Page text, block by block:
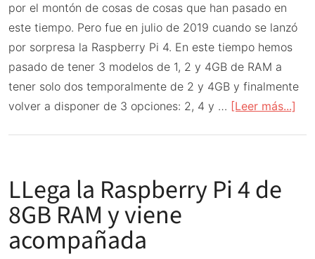
por el montón de cosas de cosas que han pasado en
este tiempo. Pero fue en julio de 2019 cuando se lanzó
por sorpresa la Raspberry Pi 4. En este tiempo hemos
pasado de tener 3 modelos de 1, 2 y 4GB de RAM a
tener solo dos temporalmente de 2 y 4GB y finalmente
volver a disponer de 3 opciones: 2, 4 y … [Leer más...]
LLega la Raspberry Pi 4 de
8GB RAM y viene
acompañada